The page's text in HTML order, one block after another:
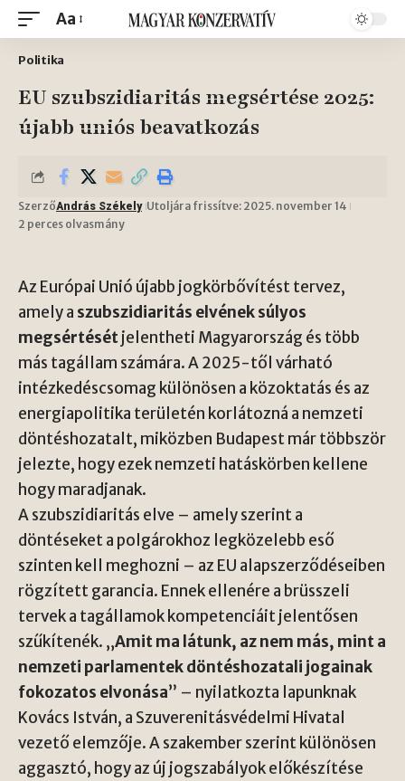
Aa
Politika
EU szubszidiaritás megsértése 2025:
újabb uniós beavatkozás
SzerzőAndrás Székely Utoljára frissítve: 2025. november 14
2 perces olvasmány
Az Európai Unió újabb jogkörbővítést tervez,
amely a szubszidiaritás elvének súlyos
megsértésétjelentheti Magyarország és több
más tagállam számára. A 2025-től várható
intézkedéscsomag különösen a közoktatás és az
energiapolitika területén korlátozná a nemzeti
döntéshozatalt, miközben Budapest már többször
jelezte, hogy ezek nemzeti hatáskörben kellene
hogy maradjanak.
A szubszidiaritás elve – amely szerint a
döntéseket a polgárokhoz legközelebb eső
szinten kell meghozni – az EU alapszerződéseiben
rögzített garancia. Ennek ellenére a brüsszeli
tervek a tagállamok kompetenciáit jelentősen
szűkítenék. „Amit ma látunk, az nem más, mint a
nemzeti parlamentek döntéshozatali jogainak
fokozatos elvonása” – nyilatkozta lapunknak
Kovács István, a Szuverenitásvédelmi Hivatal
vezető elemzője. A szakember szerint különösen
aggasztó, hogy az új jogszabályok előkészítése